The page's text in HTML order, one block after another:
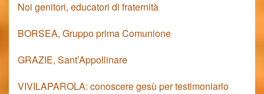
Noi genitori, educatori di fraternità
BORSEA, Gruppo prima Comunione
GRAZIE, Sant’Appollinare
VIVILAPAROLA: conoscere gesù per testimoniarlo